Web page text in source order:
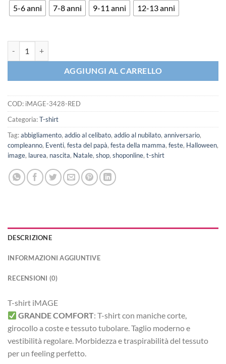
5-6 anni
7-8 anni 9-11 anni 12-13 anni
AGGIUNGI AL CARRELLO
COD: iMAGE-3428-RED
Categoria:T-shirt
Tag:abbigliamento, addio al celibato, addio al nubilato, anniversario,
compleanno, Eventi, festa del papà, festa della mamma, feste, Halloween,
image, laurea, nascita, Natale, shop, shoponline, t-shirt
DESCRIZIONE
INFORMAZIONI AGGIUNTIVE
RECENSIONI (0)
T-shirt iMAGE
GRANDE COMFORT:T-shirt con maniche corte,
girocollo a coste e tessuto tubolare. Taglio moderno e
vestibilità regolare. Morbidezza e traspirabilità del tessuto
per un feeling perfetto.